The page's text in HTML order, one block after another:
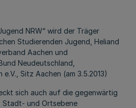
NRW“ wird der Träger
Studierenden Jugend, Heliand
Aachen und
Neudeutschland,
Sitz Aachen (am 3.5.2013)
sich auch auf die gegenwärtig
und Ortsebene